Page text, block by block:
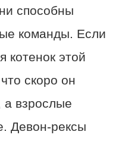
способны
команды. Если
котенок этой
скоро он
а взрослые
Девон-рексы